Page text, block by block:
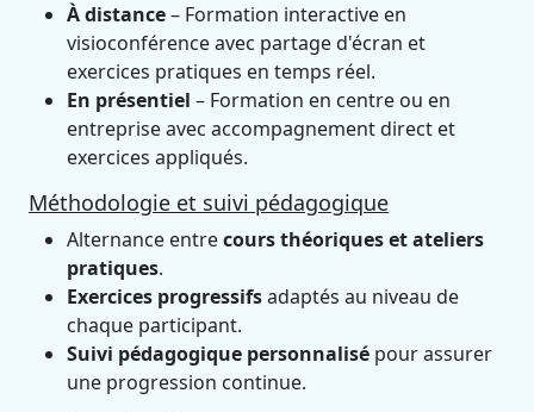
À distance– Formation interactive en
visioconférence avec partage d'écran et
exercices pratiques en temps réel.
En présentiel – Formation en centre ou en
entreprise avec accompagnement direct et
exercices appliqués.
Méthodologie et suivi pédagogique
Alternance entrecours théoriques et ateliers
pratiques.
Exercices progressifsadaptés au niveau de
chaque participant.
Suivi pédagogique personnalisé pour assurer
une progression continue.